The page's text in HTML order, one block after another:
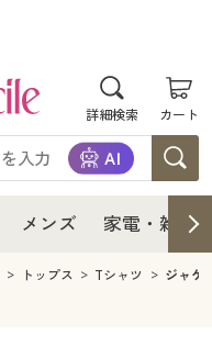
詳細検索 カート
メンズ 家電・雑貨
トップス Tシャツ ジャケ